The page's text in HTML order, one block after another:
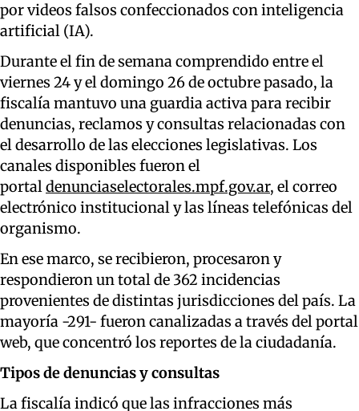
por videos falsos confeccionados con inteligencia
artificial (IA).
Durante el fin de semana comprendido entre el
viernes 24 y el domingo 26 de octubre pasado, la
fiscalía mantuvo una guardia activa para recibir
denuncias, reclamos y consultas relacionadas con
el desarrollo de las elecciones legislativas. Los
canales disponibles fueron el
portaldenunciaselectorales.mpf.gov.ar, el correo
electrónico institucional y las líneas telefónicas del
organismo.
En ese marco, se recibieron, procesaron y
respondieron un total de 362 incidencias
provenientes de distintas jurisdicciones del país. La
mayoría -291- fueron canalizadas a través del portal
web, que concentró los reportes de la ciudadanía.
Tipos de denuncias y consultas
La fiscalía indicó que las infracciones más